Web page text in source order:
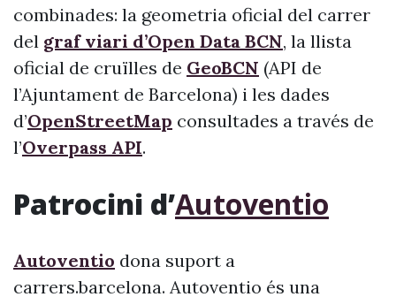
combinades: la geometria oficial del carrer
del graf viari d’Open Data BCN, la llista
oficial de cruïlles de GeoBCN (API de
l’Ajuntament de Barcelona) i les dades
d’OpenStreetMap consultades a través de
l’Overpass API.
Patrocini d’Autoventio
Autoventio dona suport a
carrers.barcelona. Autoventio és una